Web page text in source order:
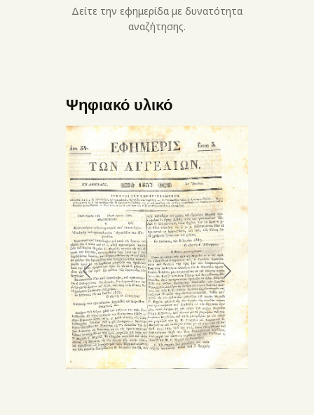
Δείτε την εφημερίδα με δυνατότητα
αναζήτησης.
Ψηφιακό υλικό